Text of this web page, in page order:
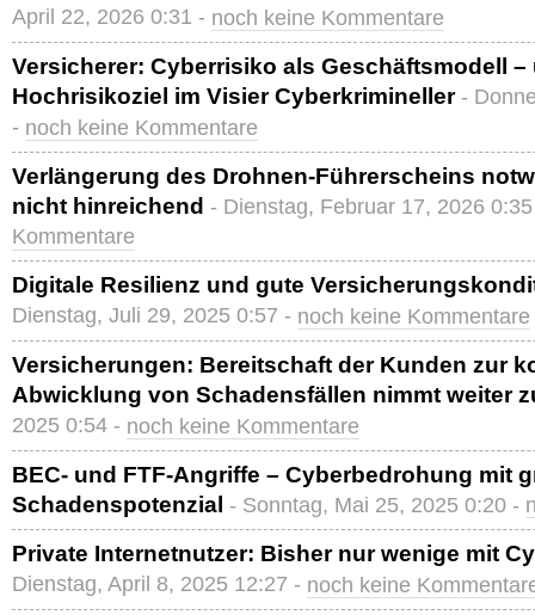
April 22, 2026 0:31 - noch keine Kommentare
Versicherer: Cyberrisiko als Geschäftsmodell
Hochrisikoziel im Visier Cyberkrimineller -
- noch keine Kommentare
Verlängerung des Drohnen-Führerscheins
nicht hinreichend - Dienstag, Februar 17, 2026
Kommentare
Digitale Resilienz und gute
Dienstag, Juli 29, 2025 0:57 - noch keine Kommentare
Versicherungen: Bereitschaft der Kunden zur
Abwicklung von Schadensfällen nimmt weiter
2025 0:54 - noch keine Kommentare
BEC- und FTF-Angriffe – Cyberbedrohung mit
Schadenspotenzial - Sonntag, Mai 25, 2025 0:20 -
Private Internetnutzer: Bisher nur wenige mit
Dienstag, April 8, 2025 12:27 - noch keine